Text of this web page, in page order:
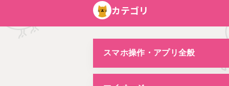
カテゴリ
スマホ操作・アプリ全般